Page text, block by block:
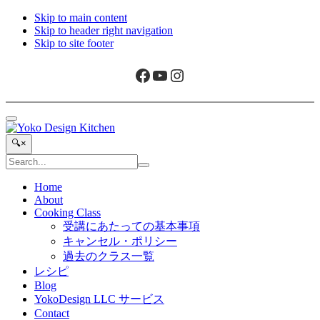
Skip to main content
Skip to header right navigation
Skip to site footer
Facebook
YouTube
Instagram
Menu
Yoko
Design
Kitchen
旅
と
ア
Search...
🔍×
Search
site
Submit
Home
About
Cooking Class
受講にあたっての基本事項
キャンセル・ポリシー
過去のクラス一覧
レシピ
Blog
YokoDesign LLC サービス
Contact